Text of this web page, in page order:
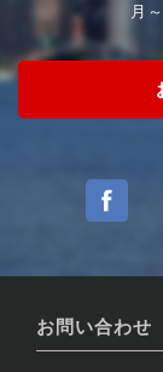
月
お問い合わせ